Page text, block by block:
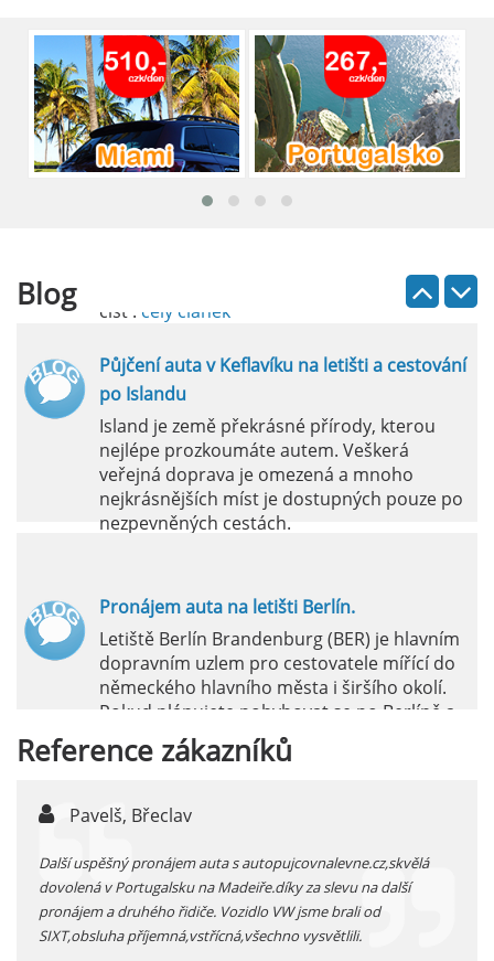
Blog
brána do regionu Costa Blanca, se nachází
přibližně 9 km od centra Alicante.
číst :celý článek
Pronájem auta na letišti Lefkada: Kompletní
průvodce
Půjčení auta na letišti Lefkada je skvělý
číst : celý článek
Půjčení auta v Keflavíku na letišti a cestování
po Islandu
Island je země překrásné přírody, kterou
nejlépe prozkoumáte autem. Veškerá
veřejná doprava je omezená a mnoho
nejkrásnějších míst je dostupných pouze po
nezpevněných cestách.
Pronájem auta na letišti Berlín.
Letiště Berlín Brandenburg (BER) je hlavním
dopravním uzlem pro cestovatele mířící do
německého hlavního města i širšího okolí.
Pokud plánujete pohybovat se po Berlíně a
okolních regionech bez omezení, pronájem
auta přímo na letišti je ideální volbou.
Letiště Marseille, oficiálně známé jako
mezinárodní letiště Marseille-Provence, je
hlavní vstupní branou do regionu Provence
a nachází se přibližně 27 km od centra města
Reference zákazníků
Pavelš, Břeclav
Další uspěšný pronájem auta s autopujcovnalevne.cz,skvělá
dovolená v Portugalsku na Madeiře.díky za slevu na další
pronájem a druhého řidiče. Vozidlo VW jsme brali od
SIXT,obsluha příjemná,vstřícná,všechno vysvětlili.